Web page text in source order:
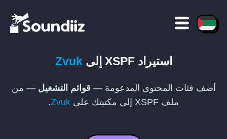
استيرادXSPF إلىZvuk
أضف فئات المحتوى المدعومة — قوائم التشغيل — من
ملف XSPF إلى مكتبتك على Zvuk
.